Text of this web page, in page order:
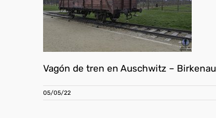
Vagón de tren en Auschwitz – Birkenau
05/05/22